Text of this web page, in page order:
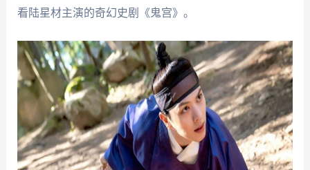
看陆星材主演的奇幻史剧《鬼宫》。